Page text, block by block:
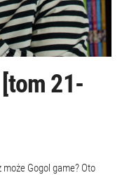
21-
może Gogol game? Oto